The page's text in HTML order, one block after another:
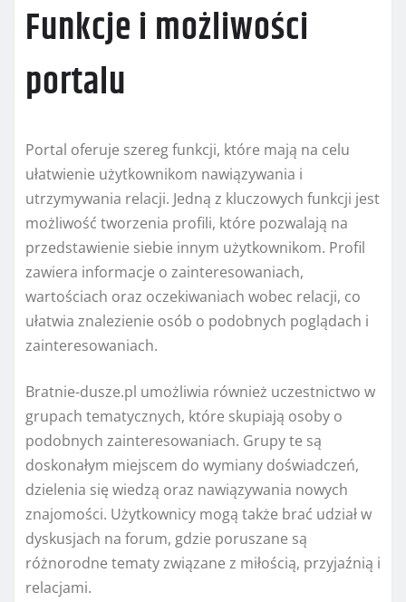
Funkcje i możliwości
portalu
Portal oferuje szereg funkcji, które mają na celu
ułatwienie użytkownikom nawiązywania i
utrzymywania relacji. Jedną z kluczowych funkcji jest
możliwość tworzenia profili, które pozwalają na
przedstawienie siebie innym użytkownikom. Profil
zawiera informacje o zainteresowaniach,
wartościach oraz oczekiwaniach wobec relacji, co
ułatwia znalezienie osób o podobnych poglądach i
zainteresowaniach.
Bratnie-dusze.pl umożliwia również uczestnictwo w
grupach tematycznych, które skupiają osoby o
podobnych zainteresowaniach. Grupy te są
doskonałym miejscem do wymiany doświadczeń,
dzielenia się wiedzą oraz nawiązywania nowych
znajomości. Użytkownicy mogą także brać udział w
dyskusjach na forum, gdzie poruszane są
różnorodne tematy związane z miłością, przyjaźnią i
relacjami.